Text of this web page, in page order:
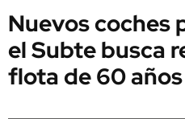
Nuevos coches
el Subte busca
flota de 60